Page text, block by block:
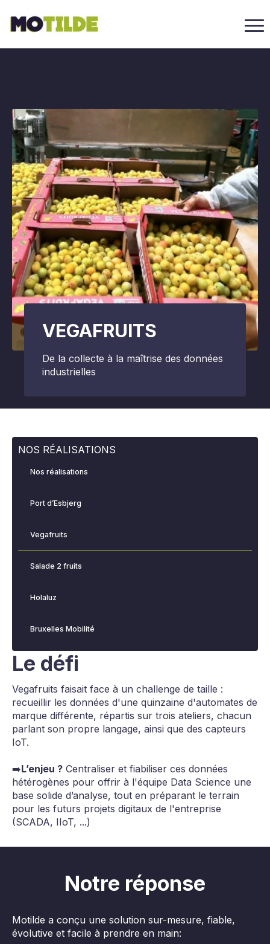
VEGAFRUITS
De la collecte à la maîtrise des données
industrielles
NOS RÉALISATIONS
Nos réalisations
Port d’Esbjerg
Vegafruits
Salade 2 fruits
Holaluz
Bruxelles Mobilité
Le défi
Vegafruits faisait face à un challenge de taille :
recueillir les données d'une quinzaine d'automates de
marque différente, répartis sur trois ateliers, chacun
parlant son propre langage, ainsi que des capteurs
IoT.
➡️L’enjeu ? Centraliser et fiabiliser ces données
hétérogènes pour offrir à l'équipe Data Science une
base solide d’analyse, tout en préparant le terrain
pour les futurs projets digitaux de l'entreprise
(SCADA, IIoT, ...)
Notre réponse
Motilde a conçu une solution sur-mesure, fiable,
évolutive et facile à prendre en main: